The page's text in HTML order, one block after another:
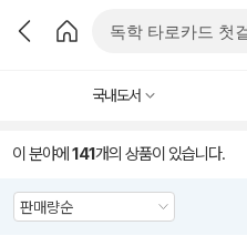
국내도서
이 분야에 141개의 상품이 있습니다.